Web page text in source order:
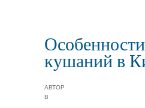
кушаний в
АВТОР
В